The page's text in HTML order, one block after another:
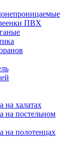
ПВХ
на халатах
на постельном
на полотенцах